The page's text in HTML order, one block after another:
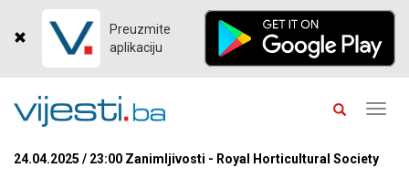
Preuzmite
aplikaciju
24.04.2025 / 23:00 Zanimljivosti - Royal Horticultural Society